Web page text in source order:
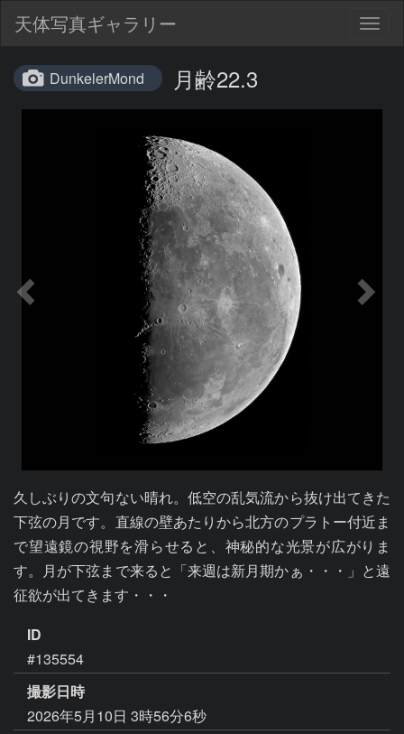
天体写真ギャラリー
DunkelerMond 月齢22.3
久しぶりの文句ない晴れ。低空の乱気流から抜け出てきた
下弦の月です。直線の壁あたりから北方のプラトー付近ま
で望遠鏡の視野を滑らせると、神秘的な光景が広がりま
す。月が下弦まで来ると「来週は新月期かぁ・・・」と遠
征欲が出てきます・・・
ID
#135554
撮影日時
2026年5月10日 3時56分6秒